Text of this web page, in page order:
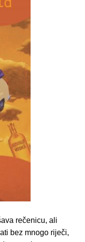
rečenicu, ali
bez mnogo riječi,